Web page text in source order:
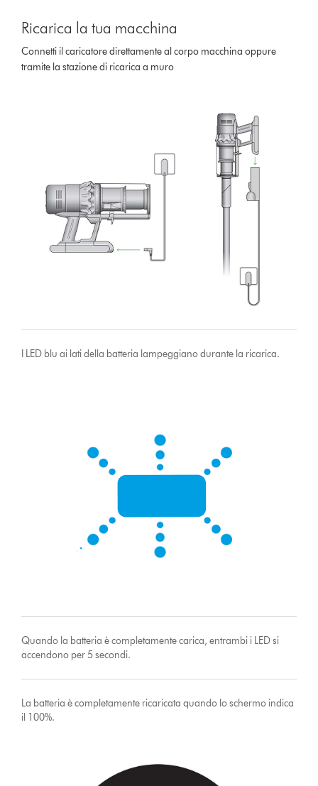
Ricarica la tua macchina
Connetti il caricatore direttamente al corpo macchina oppure
tramite la stazione di ricarica a muro
I LED blu ai lati della batteria lampeggiano durante la ricarica.
Quando la batteria è completamente carica, entrambi i LED si
accendono per 5 secondi.
La batteria è completamente ricaricata quando lo schermo indica
il 100%.